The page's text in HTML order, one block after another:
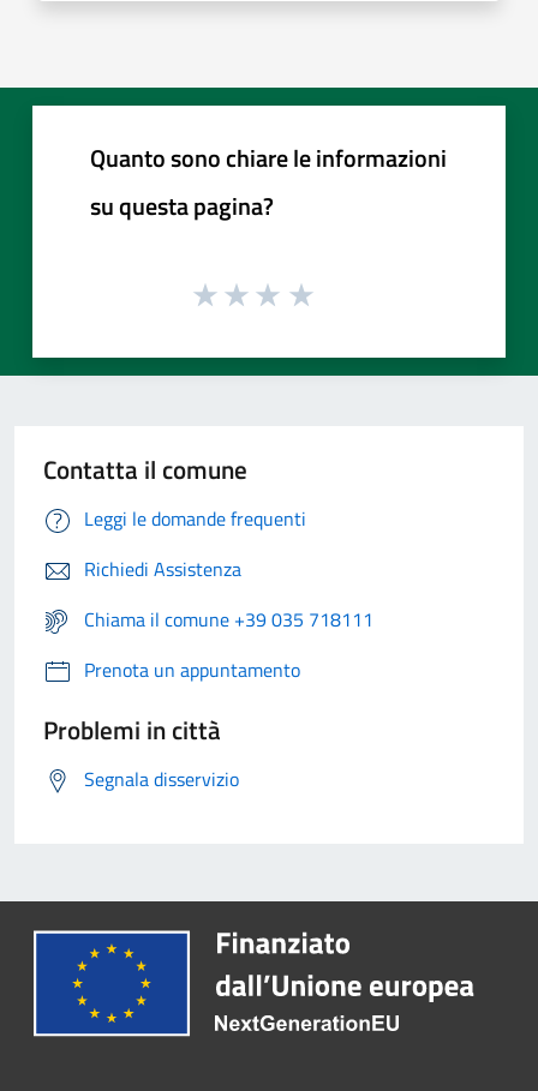
Quanto sono chiare le informazioni
su questa pagina?
Contatta il comune
Leggi le domande frequenti
Richiedi Assistenza
Chiama il comune +39 035 718111
Prenota un appuntamento
Problemi in città
Segnala disservizio